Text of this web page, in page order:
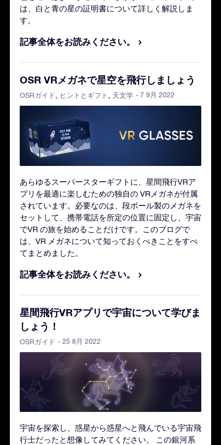
は、白と青の星の証明書について詳しく解説しま
す。
記事全体をお読みください。
OSR VRメガネで星空を飛行しましょう
OSRガイド ヒントとギフト 天文学 - 7 9月 2022
あらゆるスーパースターギフトに、星間飛行VRア
プリを最適に楽しむための独自の VRメガネが付属
されています。必要なのは、段ボール製のメガネを
セットして、携帯電話を所定の位置に固定し、宇宙
でVR の旅を始めることだけです。このブログで
は、VR メガネについて知っておくべきことをすべ
てまとめました。
記事全体をお読みください。
星間飛行VRアプリで宇宙について学びま
しょう！
OSRガイド - 25 8月 2022
宇宙を探索し、惑星から惑星へと飛んでいる宇宙飛
行士だったと想像してみてください。 この銀河系